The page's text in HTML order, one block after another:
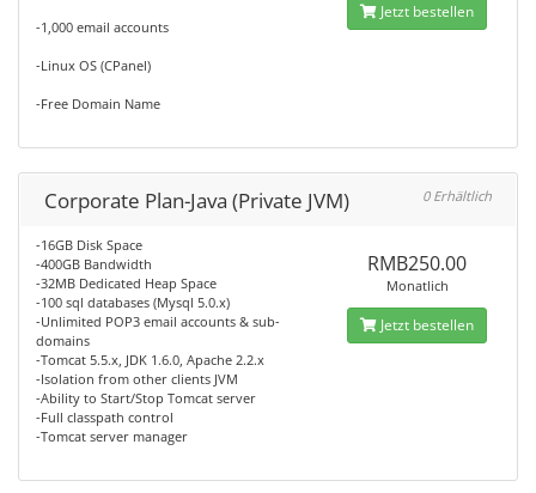
-1,000 email accounts
-Linux OS (CPanel)
-Free Domain Name
Jetzt bestellen
Corporate Plan-Java (Private JVM) 0 Erhältlich
-16GB Disk Space
-400GB Bandwidth
-32MB Dedicated Heap Space
-100 sql databases (Mysql 5.0.x)
-Unlimited POP3 email accounts & sub-
domains
-Tomcat 5.5.x, JDK 1.6.0, Apache 2.2.x
-Isolation from other clients JVM
-Ability to Start/Stop Tomcat server
-Full classpath control
-Tomcat server manager
RMB250.00
Monatlich
Jetzt bestellen